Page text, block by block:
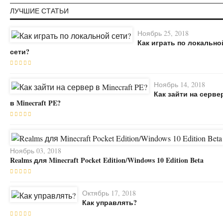
ЛУЧШИЕ СТАТЬИ
Ноябрь 25, 2018
Как играть по
сети?
Ноябрь 14, 2018
Как зайти на
в Minecraft PE?
Ноябрь 03, 2018
Realms для Minecraft Pocket Edition/Windows 10 Edition Beta
Октябрь 17, 2018
Как управлять?